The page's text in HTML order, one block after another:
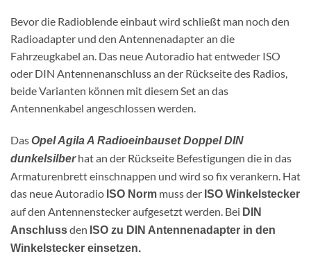
Bevor die Radioblende einbaut wird schließt man noch den
Radioadapter und den Antennenadapter an die
Fahrzeugkabel an. Das neue Autoradio hat entweder ISO
oder DIN Antennenanschluss an der Rückseite des Radios,
beide Varianten können mit diesem Set an das
Antennenkabel angeschlossen werden.
DasOpel Agila A Radioeinbauset Doppel DIN
dunkelsilberhat an der Rückseite Befestigungen die in das
Armaturenbrett einschnappen und wird so fix verankern. Hat
das neue Autoradio ISO Norm muss der ISO Winkelstecker
auf den Antennenstecker aufgesetzt werden. Bei DIN
Anschlussden ISO zu DIN Antennenadapter in den
Winkelstecker einsetzen.